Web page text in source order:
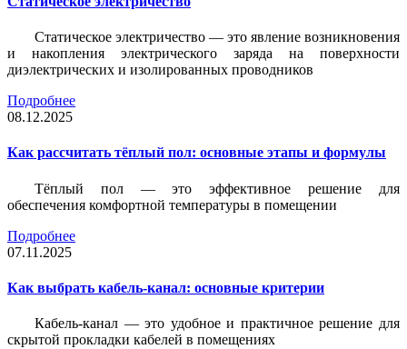
Статическое электричество — это явление возникновения
и накопления электрического заряда на поверхности
диэлектрических и изолированных проводников
Подробнее
08.12.2025
Как рассчитать тёплый пол: основные этапы и формулы
Тёплый пол — это эффективное решение для
обеспечения комфортной температуры в помещении
Подробнее
07.11.2025
Как выбрать кабель-канал: основные критерии
Кабель-канал — это удобное и практичное решение для
скрытой прокладки кабелей в помещениях